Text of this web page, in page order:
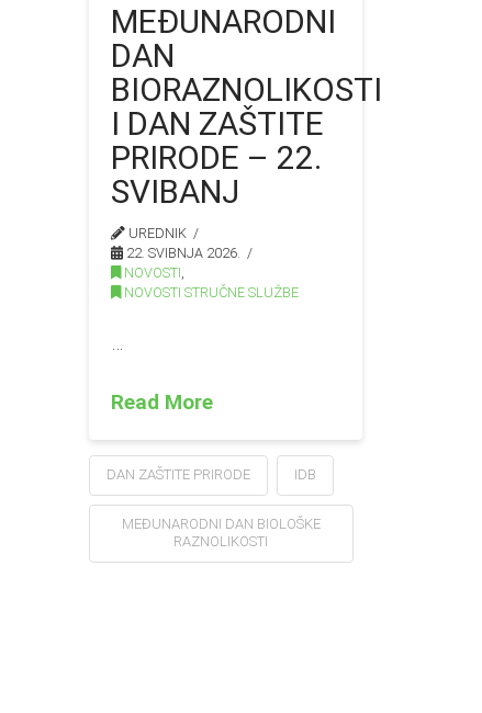
MEĐUNARODNI
DAN
BIORAZNOLIKOSTI
I DAN ZAŠTITE
PRIRODE – 22.
SVIBANJ
UREDNIK
22. SVIBNJA 2026.
NOVOSTI
NOVOSTI STRUČNE SLUŽBE
Read More
DAN ZAŠTITE PRIRODE IDB
MEĐUNARODNI DAN BIOLOŠKE
RAZNOLIKOSTI